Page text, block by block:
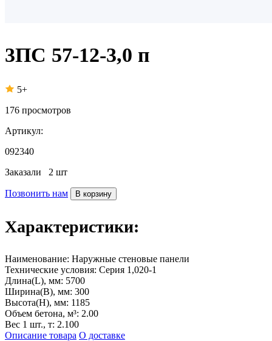
3ПС 57-12-3,0 п
5+
176 просмотров
Артикул:
092340
Заказали 2 шт
Позвонить нам В корзину
Характеристики:
Наименование: Наружные стеновые панели
Технические условия: Серия 1,020-1
Длина(L), мм: 5700
Ширина(B), мм: 300
Высота(H), мм: 1185
Объем бетона, м³: 2.00
Вес 1 шт., т: 2.100
Описание товара О доставке